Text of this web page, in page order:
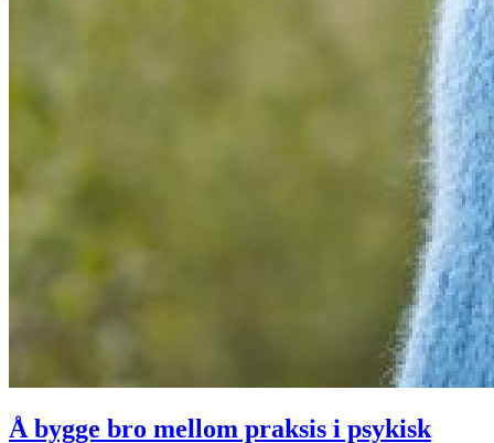
Å bygge bro mellom praksis i psykisk